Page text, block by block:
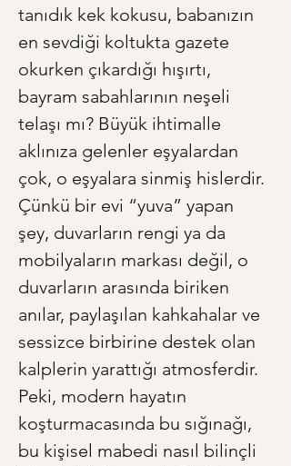
tanıdık kek kokusu, babanızın
en sevdiği koltukta gazete
okurken çıkardığı hışırtı,
bayram sabahlarının neşeli
telaşı mı? Büyük ihtimalle
aklınıza gelenler eşyalardan
çok, o eşyalara sinmiş hislerdir.
Çünkü bir evi “yuva” yapan
şey, duvarların rengi ya da
mobilyaların markası değil, o
duvarların arasında biriken
anılar, paylaşılan kahkahalar ve
sessizce birbirine destek olan
kalplerin yarattığı atmosferdir.
Peki, modern hayatın
koşturmacasında bu sığınağı,
bu kişisel mabedi nasıl bilinçli